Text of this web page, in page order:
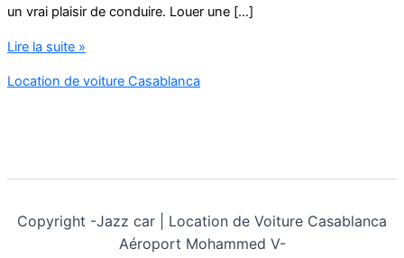
un vrai plaisir de conduire. Louer une […]
Location
Alfa
Lire la suite »
Location de voiture Casablanca
Copyright -Jazz car | Location de Voiture Casablanca
Aéroport Mohammed V-